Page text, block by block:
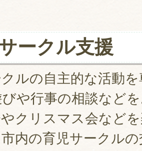
ークル支援
ルの自主的な活動
や行事の相談など
クリスマス会など
内の育児サークル